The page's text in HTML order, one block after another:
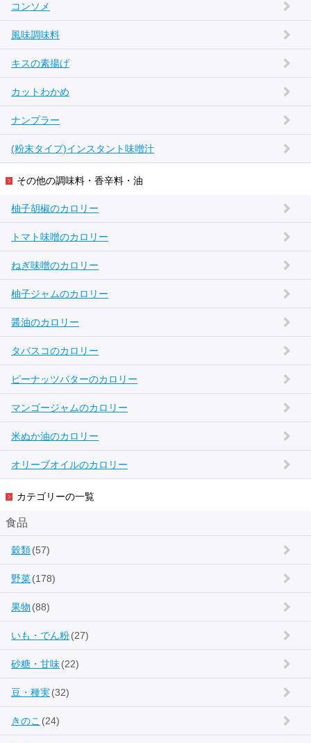
コンソメ
風味調味料
キスの素揚げ
カットわかめ
ナンプラー
(粉末タイプ)インスタント味噌汁
その他の調味料・香辛料・油
柚子胡椒のカロリー
トマト味噌のカロリー
ねぎ味噌のカロリー
柚子ジャムのカロリー
醤油のカロリー
タバスコのカロリー
ピーナッツバターのカロリー
マンゴージャムのカロリー
米ぬか油のカロリー
オリーブオイルのカロリー
カテゴリーの一覧
食品
穀類(57)
野菜(178)
果物 (88)
いも・でん粉(27)
砂糖・甘味(22)
豆・種実(32)
きのこ (24)